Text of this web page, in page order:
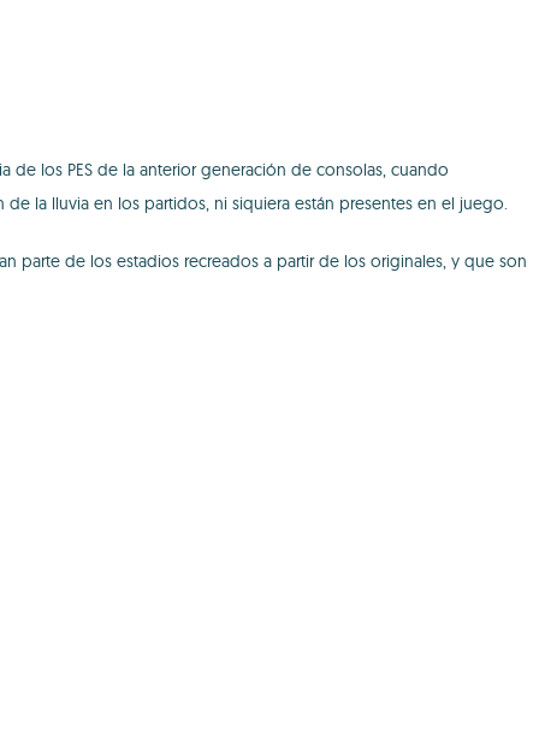
los PES de la anterior generación de consolas, cuando
la lluvia en los partidos, ni siquiera están presentes en el juego.
parte de los estadios recreados a partir de los originales, y que son